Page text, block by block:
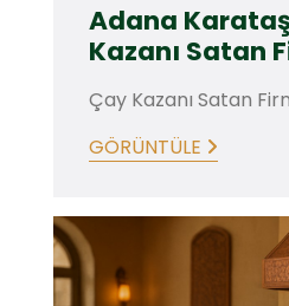
Adana
Kazanı Satan
Çay Kazanı Satan
GÖRÜNTÜLE